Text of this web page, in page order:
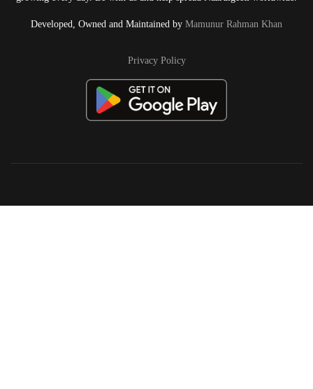
Developed, Owned and Maintained by Mamunur Rahman Khan
Privacy Policy